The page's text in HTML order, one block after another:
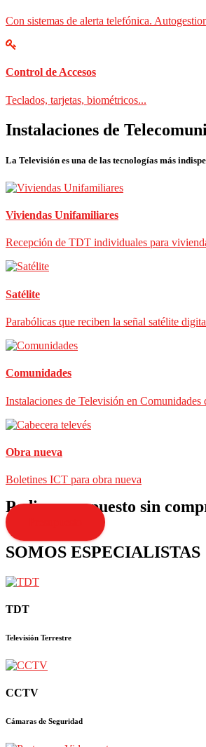
Con sistemas de alerta telefónica.
Control de Accesos
Teclados, tarjetas, biométricos...
Instalaciones de
La Televisión es una de las tecnologías más
Viviendas Unifamiliares
Recepción de TDT individuales para
Satélite
Parabólicas que reciben la señal satélite
Comunidades
Instalaciones de Televisión en Comunidades
Obra nueva
Boletines ICT para obra nueva
Pedir presupuesto sin
SOMOS ESPECIALISTAS
TDT
Televisión Terrestre
CCTV
Cámaras de Seguridad